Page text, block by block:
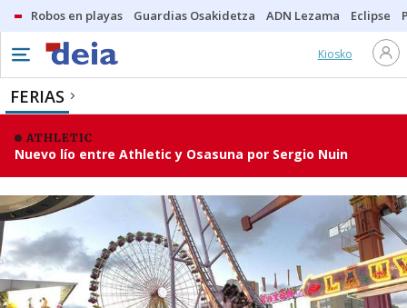
Robos en playas Guardias Osakidetza ADN Lezama Eclipse
Kiosko
FERIAS
ATHLETIC
Nuevo lío entre Athletic y Osasuna por Sergio Nuin